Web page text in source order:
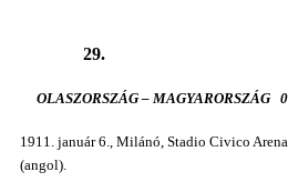
29.
OLASZORSZÁG – MAGYARORSZÁG
1911. január 6., Milánó, Stadio Civico
(angol).